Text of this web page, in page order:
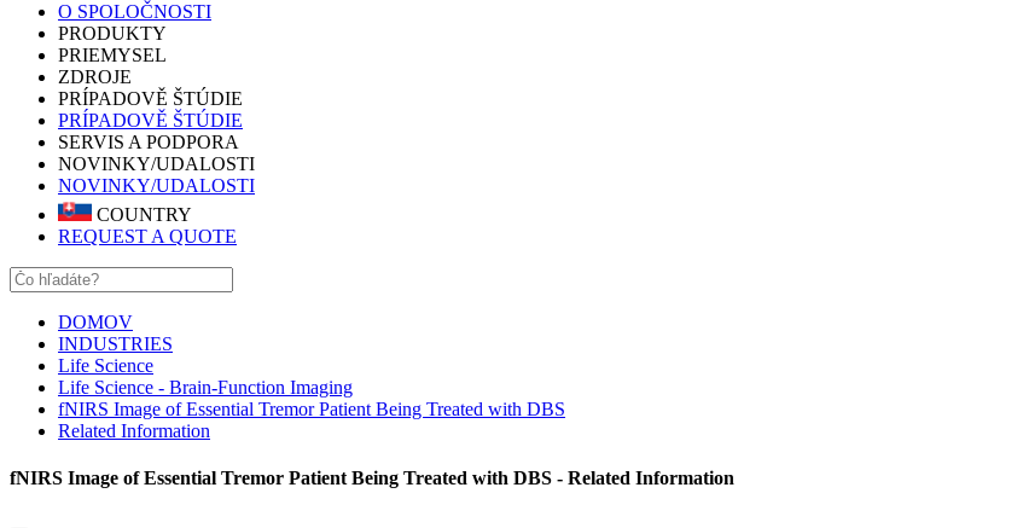
O SPOLOČNOSTI
PRODUKTY
PRIEMYSEL
ZDROJE
PRÍPADOVĚ ŠTÚDIE
PRÍPADOVĚ ŠTÚDIE
SERVIS A PODPORA
NOVINKY/UDALOSTI
NOVINKY/UDALOSTI
COUNTRY
REQUEST A QUOTE
DOMOV
INDUSTRIES
Life Science
Life Science - Brain-Function Imaging
fNIRS Image of Essential Tremor Patient Being Treated with DBS
Related Information
fNIRS Image of Essential Tremor Patient Being Treated with DBS - Related Information